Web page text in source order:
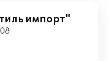
импорт"